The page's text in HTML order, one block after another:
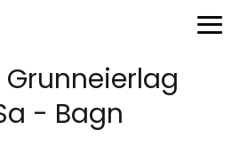
- Bagn